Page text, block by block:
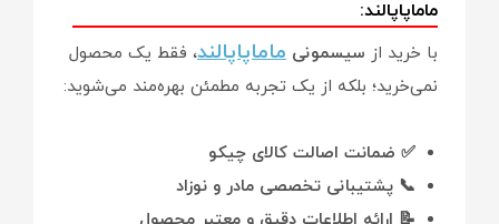
ماماپاپالند:
با خرید از سیسمونی ماماپاپالند، فقط یک محصول
نمی‌خرید؛ بلکه از یک تجربه مطمئن بهره‌مند می‌شوید:
✅ ضمانت اصالت کالای چیکو
📞 پشتیبانی تخصصی مادر و نوزاد